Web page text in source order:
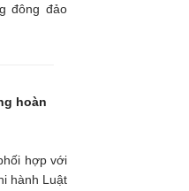
đông đảo
hoàn
hợp với
hành Luật